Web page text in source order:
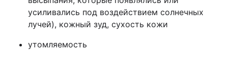
усиливались под воздействием солнечных
лучей), кожный зуд, сухость кожи
утомляемость